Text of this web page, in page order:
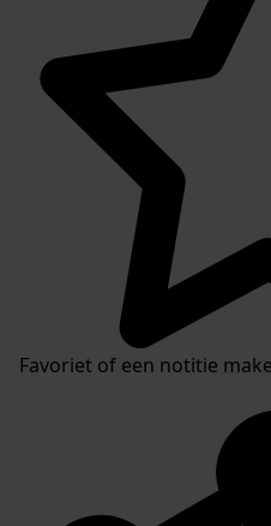
Favoriet of een notitie